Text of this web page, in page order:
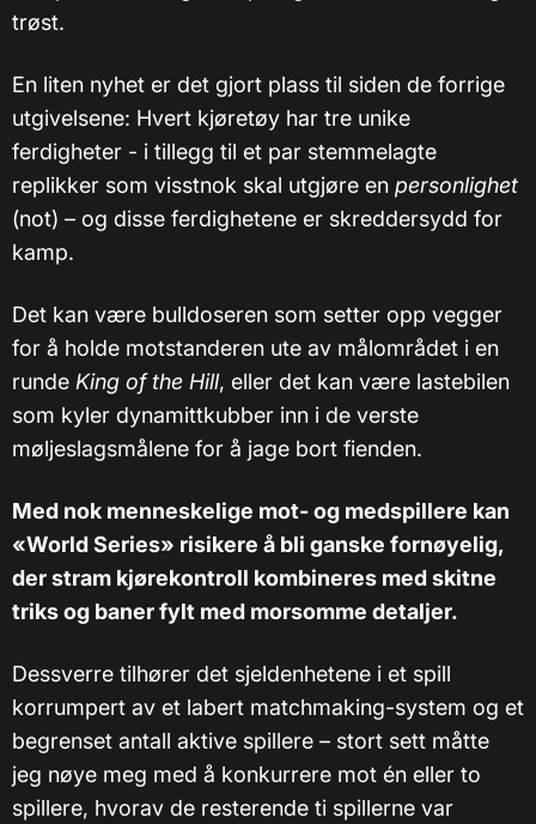
trøst.
En liten nyhet er det gjort plass til siden de forrige
utgivelsene: Hvert kjøretøy har tre unike
ferdigheter - i tillegg til et par stemmelagte
replikker som visstnok skal utgjøre en personlighet
(not) – og disse ferdighetene er skreddersydd for
kamp.
Det kan være bulldoseren som setter opp vegger
for å holde motstanderen ute av målområdet i en
runde King of the Hill, eller det kan være lastebilen
som kyler dynamittkubber inn i de verste
møljeslagsmålene for å jage bort fienden.
Med nok menneskelige mot- og medspillere kan
«World Series» risikere å bli ganske fornøyelig,
der stram kjørekontroll kombineres med skitne
triks og baner fylt med morsomme detaljer.
Dessverre tilhører det sjeldenhetene i et spill
korrumpert av et labert matchmaking-system og et
begrenset antall aktive spillere – stort sett måtte
jeg nøye meg med å konkurrere mot én eller to
spillere, hvorav de resterende ti spillerne var